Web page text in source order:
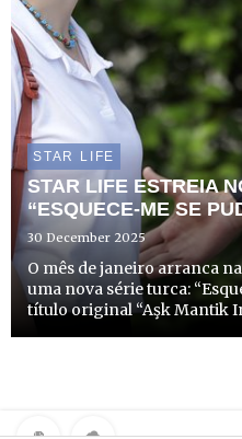
STAR LIFE
STAR LIFE ESTREIA
“ESQUECE-ME SE
30 December 2025
O mês de janeiro arranca
uma nova série turca:
título original “Aşk Mantik